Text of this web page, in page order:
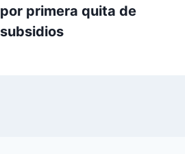
por primera quita de
subsidios